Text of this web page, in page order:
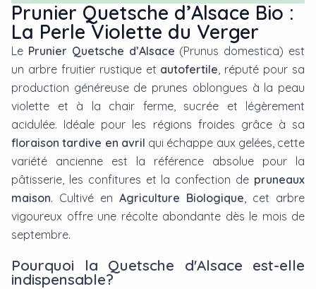
Prunier Quetsche d’Alsace Bio :
La Perle Violette du Verger
Le Prunier Quetsche d’Alsace (Prunus domestica) est
un arbre fruitier rustique et autofertile, réputé pour sa
production généreuse de prunes oblongues à la peau
violette et à la chair ferme, sucrée et légèrement
acidulée. Idéale pour les régions froides grâce à sa
floraison tardive en avril qui échappe aux gelées, cette
variété ancienne est la référence absolue pour la
pâtisserie, les confitures et la confection de pruneaux
maison. Cultivé en Agriculture Biologique, cet arbre
vigoureux offre une récolte abondante dès le mois de
septembre.
Pourquoi la Quetsche d'Alsace est-elle
indispensable?